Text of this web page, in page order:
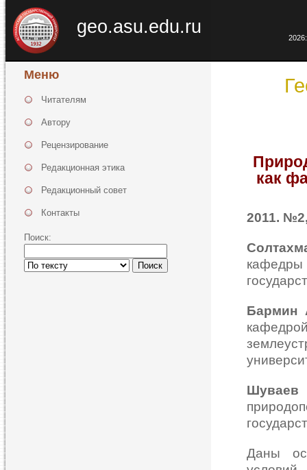
geo.asu.edu.ru
Меню
Читателям
Автору
Рецензирование
Редакционная этика
Редакционный совет
Контакты
Поиск:
Поиск
как
2011.
кафедры
Бармин
Даны